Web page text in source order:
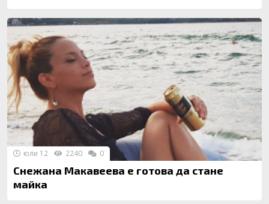
Снежана Макавеева е готова да стане
майка
юли 12 2240 0